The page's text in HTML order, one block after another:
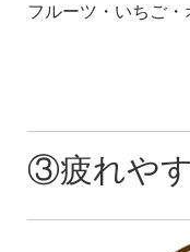
フルーツ・いちご
③疲れや